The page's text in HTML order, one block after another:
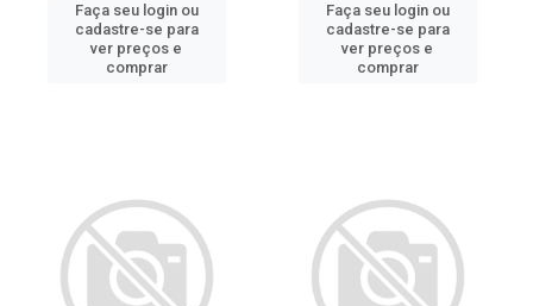
Faça seu login ou
cadastre-se para
ver preços e
comprar
Faça seu login ou
cadastre-se para
ver preços e
comprar